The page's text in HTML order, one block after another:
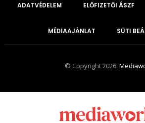
ADATVÉDELEM ELŐFIZETŐI ÁSZF
MÉDIAAJÁNLAT SÜTI
© Copyright 2026.